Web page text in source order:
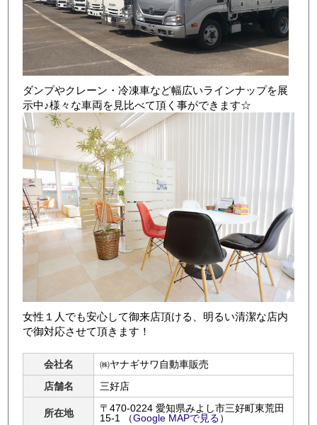
ダンプやクレーン・冷凍車など幅広いラインナップを展
示中♪様々な車両を見比べて頂く事ができます☆
店舗写真4
女性１人でも安心して御来店頂ける、明るい清潔な店内
で御対応させて頂きます！
会社名
㈱ヤナギサワ自動車販売
店舗名
三好店
所在地
〒470-0224 愛知県みよし市三好町東荒田
15-1
（Google MAPで見る）